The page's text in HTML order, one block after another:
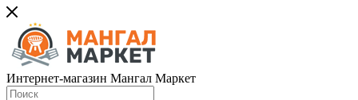
Интернет-магазин Мангал Маркет